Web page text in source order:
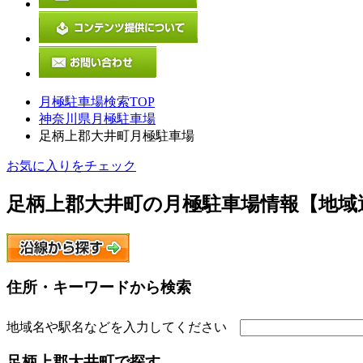
月極駐車場検索TOP
神奈川県月極駐車場
足柄上郡大井町月極駐車場
お気に入りをチェック
足柄上郡大井町の月極駐車場情報【地域
住所・キーワードから検索
地域名や駅名などを入力してください